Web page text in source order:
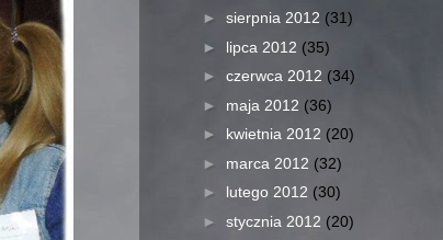
► sierpnia 2012 (31)
► lipca 2012 (35)
► czerwca 2012 (34)
► maja 2012 (36)
► kwietnia 2012 (20)
► marca 2012 (32)
► lutego 2012 (30)
► stycznia 2012 (20)